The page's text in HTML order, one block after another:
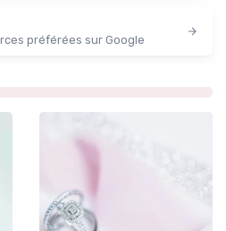
préférées sur Google